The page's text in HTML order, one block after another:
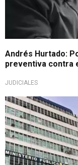
Andrés Hurtado:
preventiva contra
JUDICIALES
Continúa en prisión